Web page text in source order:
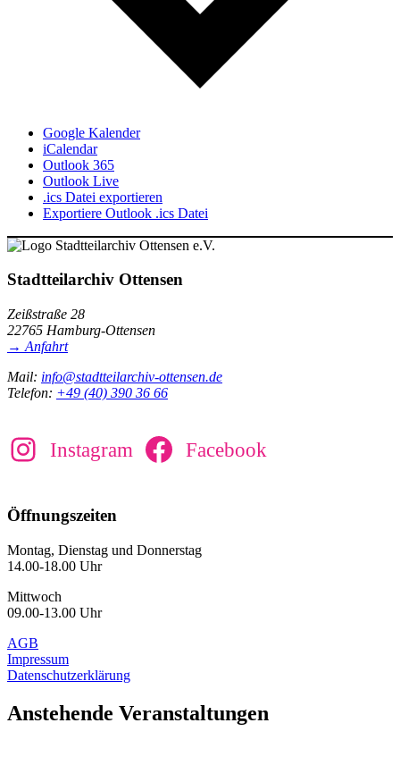
Google Kalender
iCalendar
Outlook 365
Outlook Live
.ics Datei exportieren
Exportiere Outlook .ics Datei
Stadtteilarchiv Ottensen
Zeißstraße 28
22765 Hamburg-Ottensen
→ Anfahrt
Mail: info@stadtteilarchiv-ottensen.de
Telefon: +49 (40) 390 36 66
Instagram Facebook
Öffnungszeiten
Montag, Dienstag und Donnerstag
14.00-18.00 Uhr
Mittwoch
09.00-13.00 Uhr
AGB
Impressum
Datenschutzerklärung
Anstehende Veranstaltungen